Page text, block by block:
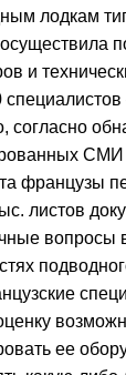
лодкам
и
согласно
французы
листов
вопросы
ее